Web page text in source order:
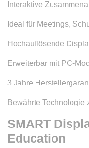
Interaktive
Ideal für Meetings,
Hochauflösende
Erweiterbar mit PC-
3 Jahre
Bewährte Technologie
SMART
Education